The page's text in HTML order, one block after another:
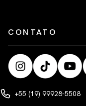
CONTATO
+55 (19) 99928-5508